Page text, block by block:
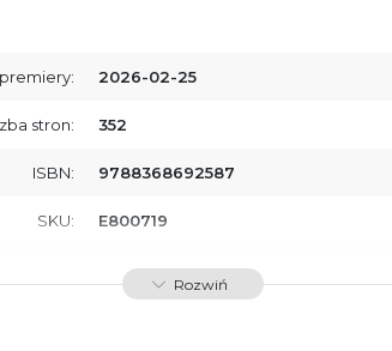
2026-02-25
stron: 352
ISBN: 9788368692587
SKU: E800719
Wydawnictwo Poznańskie Sp. z o.o.
ul. Fredry 8Rozwiń